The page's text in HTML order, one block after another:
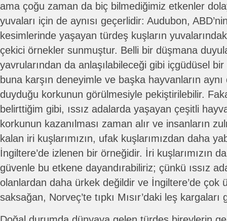
ama çoğu zaman da biç bilmediğimiz etkenler
yuvaları için de aynısı geçerlidir: Audubon,
kesimlerinde yaşayan türdeş kuşların
çekici örnekler sunmuştur. Belli bir düşmana
yavrularından da anlaşılabileceği gibi içgüdüsel
buna karşın deneyimle ve başka hayvanların aynı
duyduğu korkunun görülmesiyle pekiştirilebilir.
belirttiğim gibi, ıssız adalarda yaşayan çeşitli
korkunun kazanılması zaman alır ve insanların
kalan iri kuşlarımızın, ufak kuşlarımızdan daha
İngiltere’de izlenen bir örneğidir. İri kuşlarımızın
güvenle bu etkene dayandırabiliriz; çünkü ıssız
olanlardan daha ürkek değildir ve İngiltere’de çok
saksağan, Norveç’te tıpkı Mısır’daki leş kargaları